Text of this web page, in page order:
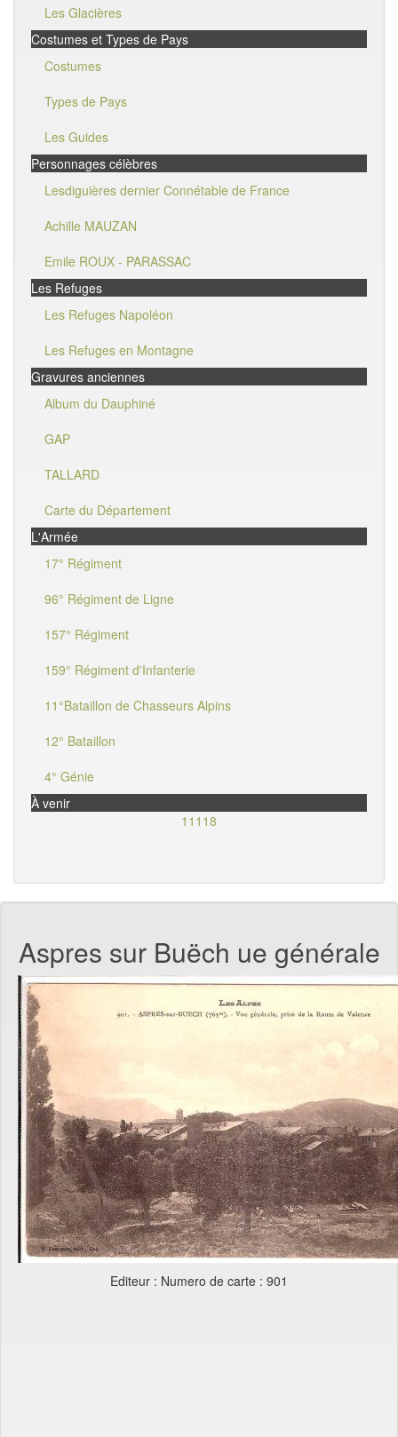
Les Glacières
Costumes et Types de Pays
Costumes
Types de Pays
Les Guides
Personnages célèbres
Lesdiguières dernier Connétable de France
Achille MAUZAN
Emile ROUX - PARASSAC
Les Refuges
Les Refuges Napoléon
Les Refuges en Montagne
Gravures anciennes
Album du Dauphiné
GAP
TALLARD
Carte du Département
L'Armée
17° Régiment
96° Régiment de Ligne
157° Régiment
159° Régiment d'Infanterie
11°Bataillon de Chasseurs Alpins
12° Bataillon
4° Génie
À venir
11118
Aspres sur Buëch ue générale
Editeur : Numero de carte : 901